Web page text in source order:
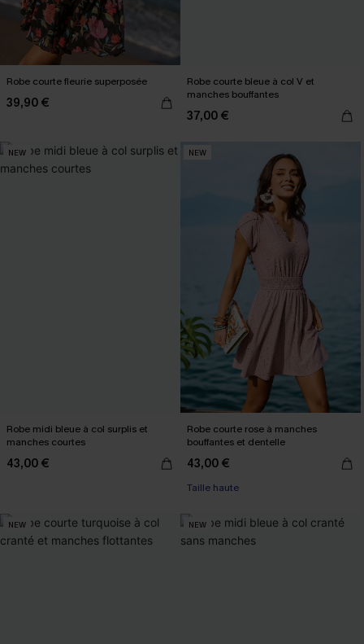
Robe courte fleurie superposée
39,90 €
Robe courte bleue à col V et
manches bouffantes
37,00 €
NEW
Robe midi bleue à col surplis et
manches courtes
43,00 €
NEW
Robe courte rose à manches
bouffantes et dentelle
43,00 €
Taille haute
NEW NEW